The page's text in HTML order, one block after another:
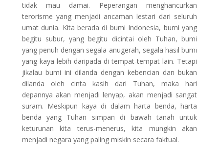
tidak mau damai. Peperangan menghancurkan
terorisme yang menjadi ancaman lestari dari seluruh
umat dunia. Kita berada di bumi Indonesia, bumi yang
begitu subur, yang begitu dicintai oleh Tuhan, bumi
yang penuh dengan segala anugerah, segala hasil bumi
yang kaya lebih daripada di tempat-tempat lain. Tetapi
jikalau bumi ini dilanda dengan kebencian dan bukan
dilanda oleh cinta kasih dari Tuhan, maka hari
depannya akan menjadi lenyap, akan menjadi sangat
suram. Meskipun kaya di dalam harta benda, harta
benda yang Tuhan simpan di bawah tanah untuk
keturunan kita terus-menerus, kita mungkin akan
menjadi negara yang paling miskin secara faktual.